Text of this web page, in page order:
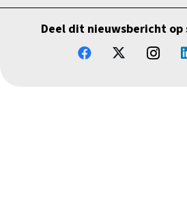
Deel dit nieuwsbericht op